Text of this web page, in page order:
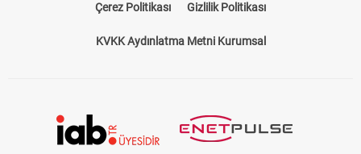
Çerez Politikası Gizlilik Politikası
KVKK Aydınlatma Metni Kurumsal